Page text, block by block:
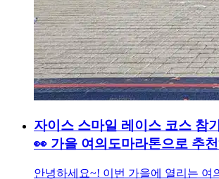
자이스 스마일 레이스 코스 참
👀 가을 여의도마라톤으로 추
안녕하세요~! 이번 가을에 열리는 여